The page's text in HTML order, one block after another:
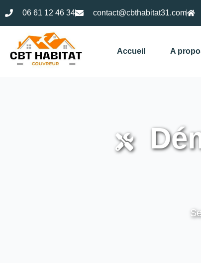
06 61 12 46 34 contact@cbthabitat31.com
Accueil A